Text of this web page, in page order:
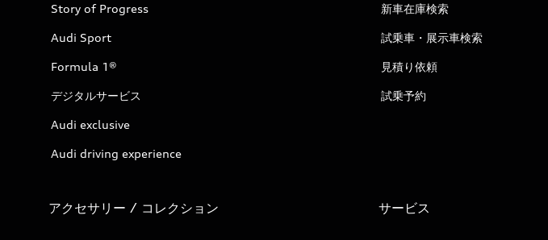
Story of Progress
Audi Sport
Formula 1®
デジタルサービス
Audi exclusive
Audi driving experience
新車在庫検索
試乗車・展示車検索
見積り依頼
試乗予約
アクセサリー / コレクション サービス